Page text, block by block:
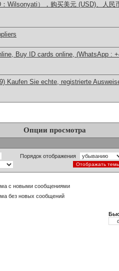
Wilsonyati），购买美元 (USD)、人民
Buy ID cards online, (WhatsApp :
Kaufen Sie echte, registrierte
Опции просмотра
Порядок отображения
с новыми сообщениями
без новых сообщений